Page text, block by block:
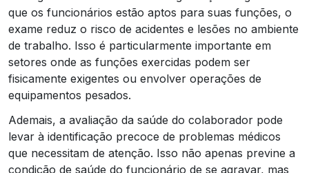
que os funcionários estão aptos para suas funções, o
exame reduz o risco de acidentes e lesões no ambiente
de trabalho. Isso é particularmente importante em
setores onde as funções exercidas podem ser
fisicamente exigentes ou envolver operações de
equipamentos pesados.
Ademais, a avaliação da saúde do colaborador pode
levar à identificação precoce de problemas médicos
que necessitam de atenção. Isso não apenas previne a
condição de saúde do funcionário de se agravar, mas